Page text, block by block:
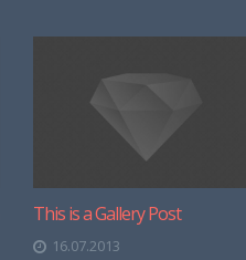
This is a Gallery Post
16.07.2013